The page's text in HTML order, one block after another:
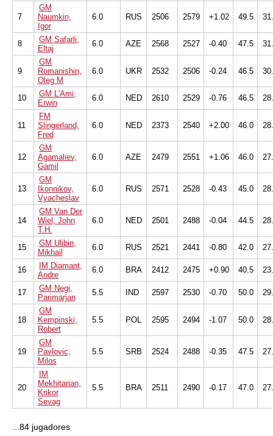
7
GM
Naumkin,
Igor
6.0 RUS 2506 2579 +1.02 49.5
8
GM Safarli,
Eltaj
6.0 AZE 2568 2527 -0.40 47.5
9
GM
Romanishin,
Oleg M
6.0 UKR 2532 2506 -0.24 46.5
10
GM L'Ami,
Erwin
6.0 NED 2610 2529 -0.76 46.5
11
FM
Slingerland,
Fred
6.0 NED 2373 2540 +2.00 46.0
12
GM
Agamaliev,
Gamil
6.0 AZE 2479 2551 +1.06 46.0
13
GM
Ikonnikov,
Vyacheslav
6.0 RUS 2571 2528 -0.43 45.0
14
GM Van Der
Wiel, John
T.H.
6.0 NED 2501 2488 -0.04 44.5
15
GM Ulibin,
Mikhail
6.0 RUS 2521 2441 -0.80 42.0
16
IM Diamant,
Andre
6.0 BRA 2412 2475 +0.90 40.5
17
GM Negi,
Parimarjan
5.5 IND 2597 2530 -0.70 50.0
18
GM
Kempinski,
Robert
5.5 POL 2595 2494 -1.07 50.0
19
GM
Pavlovic,
Milos
5.5 SRB 2524 2488 -0.35 47.5
20
IM
Mekhitarian,
Krikor
Sevag
5.5 BRA 2511 2490 -0.17 47.0
...84 jugadores